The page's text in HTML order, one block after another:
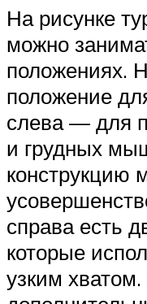
На рисунке
можно
положениях.
положение
слева — для
и грудных
конструкцию
справа есть
которые
узким